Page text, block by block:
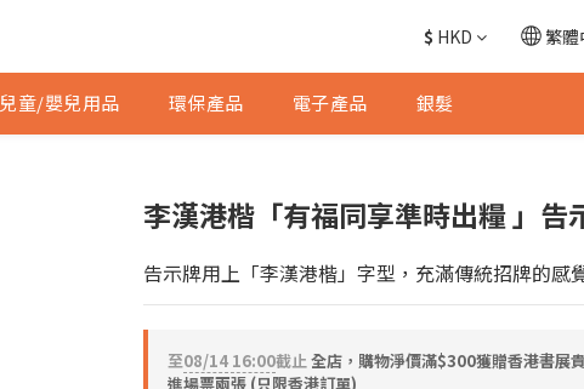
$ HKD 繁
兒童/嬰兒用品 環保產品 電子產品 銀髮
李漢港楷「有福同享準時出糧 」告
告示牌用上「李漢港楷」字型，充滿傳統招牌的感
至08/14 16:00截止全店，購物淨價滿$300獲贈香港書展
進場票兩張 (只限香港訂單)